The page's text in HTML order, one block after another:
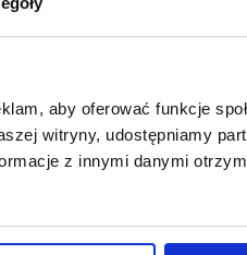
aby oferować funkcje
witryny, udostępniamy
z innymi danymi
Koszt